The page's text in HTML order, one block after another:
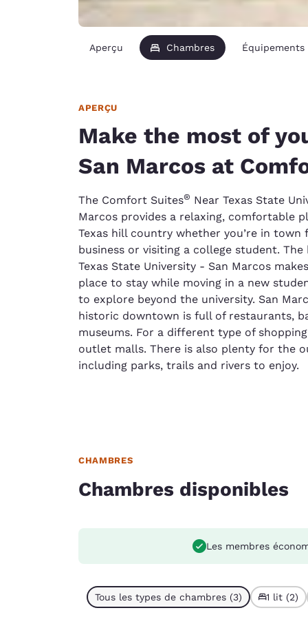
Aperçu Chambres Équipements
APERÇU
Make the most of
San Marcos at
The Comfort Suites® Near Texas State
Marcos provides a relaxing, comfortable
Texas hill country whether you’re in town
business or visiting a college student. The
Texas State University - San Marcos
place to stay while moving in a new
to explore beyond the university. San
historic downtown is full of restaurants,
museums. For a different type of
outlet malls. There is also plenty for the
including parks, trails and rivers to enjoy.
CHAMBRES
Chambres disponibles
Les membres
Tous les types de chambres (3) 1 lit (2)